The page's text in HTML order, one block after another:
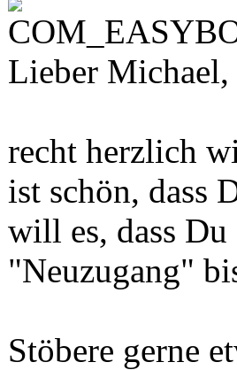
Lieber Michael,
recht herzlich
ist schön, dass
will es, dass Du
"Neuzugang"
Stöbere gerne